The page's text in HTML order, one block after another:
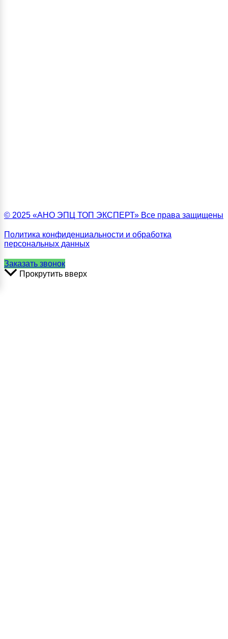
© 2025 «АНО ЭПЦ ТОП ЭКСПЕРТ» Все права защищены
Политика конфиденциальности и обработка
персональных данных
Заказать звонок
Прокрутить вверх